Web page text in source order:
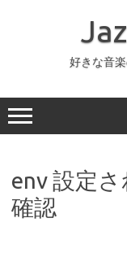
ッ
プ
好きな音
env 設定
確認